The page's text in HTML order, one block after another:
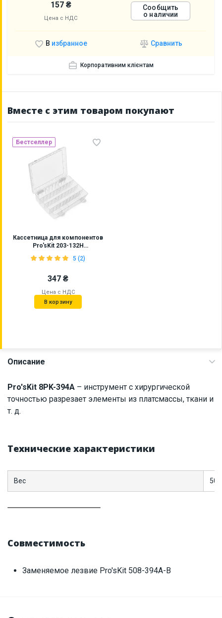
157 ₴
Цена с НДС
Сообщить
о наличии
В избранное Сравнить
Корпоративним клієнтам
Вместе с этим товаром покупают
Бестселлер
Кассетница для компонентов
Pro'sKit 203-132H
(252×182×40,5 мм)
5 (2)
347 ₴
Цена с НДС
В корзину
Наличие на складе: Львов
ID:5938 0.4 кг
Описание
Pro'sKit 8PK-394A – инструмент с хирургической
точностью разрезает элементы из платсмассы, ткани и
т. д.
Технические характеристики
Вес
Совместимость
Заменяемое лезвие Pro'sKit 508-394A-B